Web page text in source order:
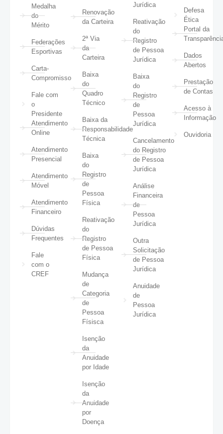
Medalha
do
Mérito
Federações
Esportivas
Carta-
Compromisso
Fale com
o
Presidente
Atendimento
Online
Atendimento
Presencial
Atendimento
Móvel
Atendimento
Financeiro
Dúvidas
Frequentes
Fale
com o
CREF
Renovação
da Carteira
2ª Via
da
Carteira
Baixa
do
Quadro
Técnico
Baixa da
Responsabilidade
Técnica
Baixa
do
Registro
de
Pessoa
Física
Reativação
do
Registro
de Pessoa
Física
Mudança
de
Categoria
de
Pessoa
Físisca
Isenção
da
Anuidade
por Idade
Isenção
da
Anuidade
por
Doença
Jurídica
Reativação
do
Registro
de Pessoa
Jurídica
Baixa
do
Registro
de
Pessoa
Jurídica
Cancelamento
do Registro
de Pessoa
Jurídica
Análise
Financeira
de
Pessoa
Jurídica
Outra
Solicitação
de Pessoa
Jurídica
Anuidade
de
Pessoa
Jurídica
Defesa
Ética
Portal da
Dados
Abertos
Prestação
de Contas
Acesso à
Informação
Ouvidoria